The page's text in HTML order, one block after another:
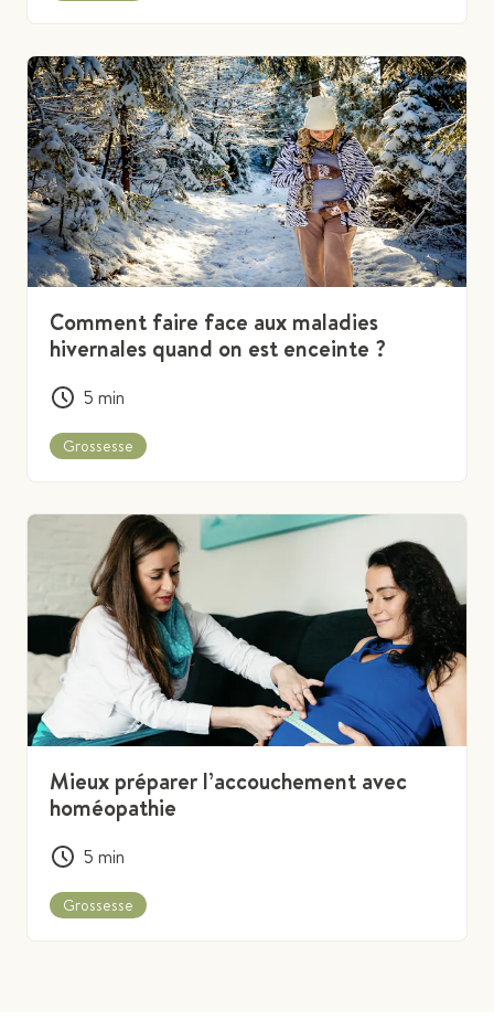
Comment faire face aux maladies
hivernales quand on est enceinte ?
5 min
Grossesse
Mieux préparer l’accouchement avec
homéopathie
5 min
Grossesse